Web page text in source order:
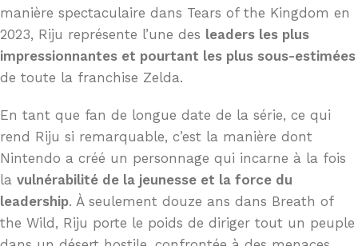
manière spectaculaire dans Tears of the Kingdom en
2023, Riju représente l’une des leaders les plus
impressionnantes et pourtant les plus sous-estimées
de toute la franchise Zelda.
En tant que fan de longue date de la série, ce qui
rend Riju si remarquable, c’est la manière dont
Nintendo a créé un personnage qui incarne à la fois
la vulnérabilité de la jeunesse et la force du
leadership. À seulement douze ans dans Breath of
the Wild, Riju porte le poids de diriger tout un peuple